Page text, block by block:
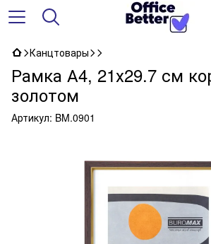
Канцтовары
Рамка А4, 21х29.7 см
золотом
Артикул: BM.0901